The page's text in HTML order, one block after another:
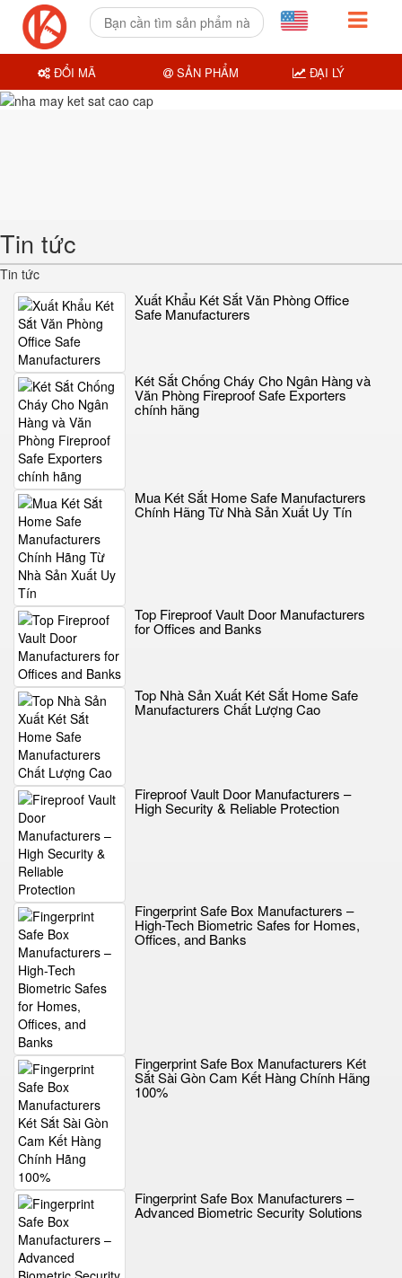
Tin tức
Tin tức
Xuất Khẩu Két Sắt Văn Phòng Office
Safe Manufacturers
Két Sắt Chống Cháy Cho Ngân Hàng và
Văn Phòng Fireproof Safe Exporters
chính hãng
Mua Két Sắt Home Safe Manufacturers
Chính Hãng Từ Nhà Sản Xuất Uy Tín
Top Fireproof Vault Door Manufacturers
for Offices and Banks
Top Nhà Sản Xuất Két Sắt Home Safe
Manufacturers Chất Lượng Cao
Fireproof Vault Door Manufacturers –
High Security & Reliable Protection
Fingerprint Safe Box Manufacturers –
High-Tech Biometric Safes for Homes,
Offices, and Banks
Fingerprint Safe Box Manufacturers Két
Sắt Sài Gòn Cam Kết Hàng Chính Hãng
100%
Fingerprint Safe Box Manufacturers –
Advanced Biometric Security Solutions
ĐỔI MÃ SẢN PHẨM ĐẠI LÝ